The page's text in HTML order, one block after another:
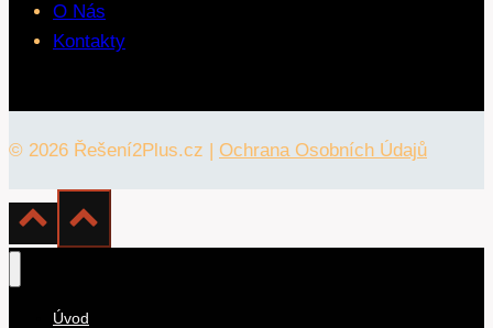
O Nás
Kontakty
© 2026 Řešení2Plus.cz | Ochrana Osobních Údajů
Úvod